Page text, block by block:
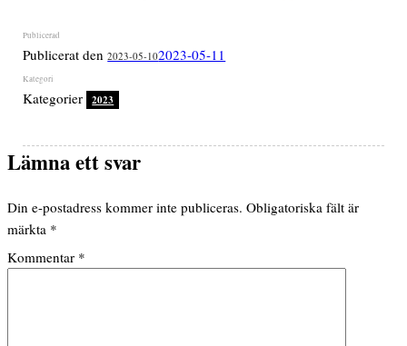
Publicerat den2023-05-102023-05-11
Kategorier 2023
Lämna ett svar
Din e-postadress kommer inte publiceras. Obligatoriska fält är
märkta *
Kommentar *